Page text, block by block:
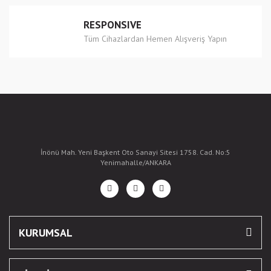
RESPONSIVE
Tüm Cihazlardan Hemen Alışveriş Yapın
İnönü Mah. Yeni Başkent Oto Sanayi Sitesi 1758. Cad. No:5
Yenimahalle/ANKARA
KURUMSAL